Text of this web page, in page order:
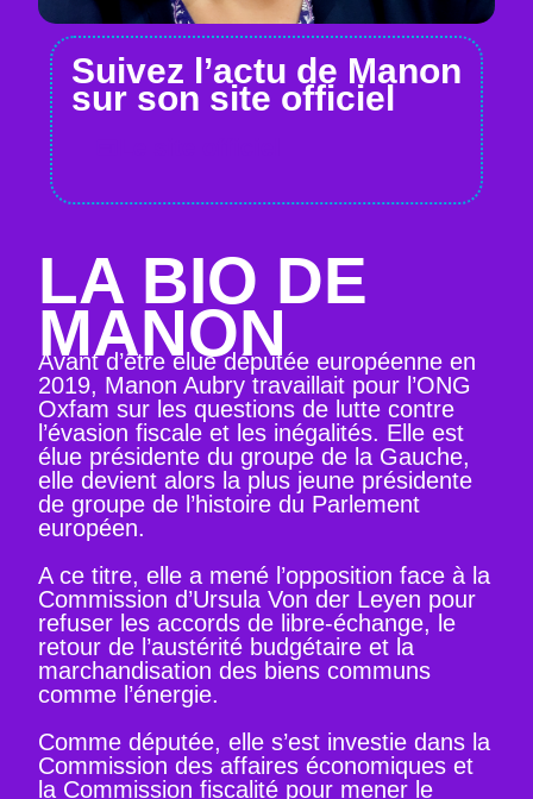
Suivez l’actu de Manon
sur son site officiel
LA BIO DE
MANON
Avant d’être élue députée européenne en
2019, Manon Aubry travaillait pour l’ONG
Oxfam sur les questions de lutte contre
l’évasion fiscale et les inégalités. Elle est
élue présidente du groupe de la Gauche,
elle devient alors la plus jeune présidente
de groupe de l’histoire du Parlement
européen.
A ce titre, elle a mené l’opposition face à la
Commission d’Ursula Von der Leyen pour
refuser les accords de libre-échange, le
retour de l’austérité budgétaire et la
marchandisation des biens communs
comme l’énergie.
Comme députée, elle s’est investie dans la
Commission des affaires économiques et
la Commission fiscalité pour mener le